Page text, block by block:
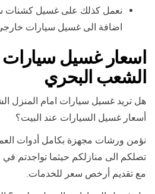
نعمل كذلك على غسيل كشنات
اضافة الى غسيل سيارات
اسعار غسيل سيارات
الشعب البحري
هل تريد غسيل سيارات امام المنزل
أسعار غسيل السيارات عند البيت؟
نؤمن ورشات مجهزة بكامل أدوات
تصلكم الى منازلكم حيثما تواجدتم
مع تقديم أرخص سعر للخدمات.